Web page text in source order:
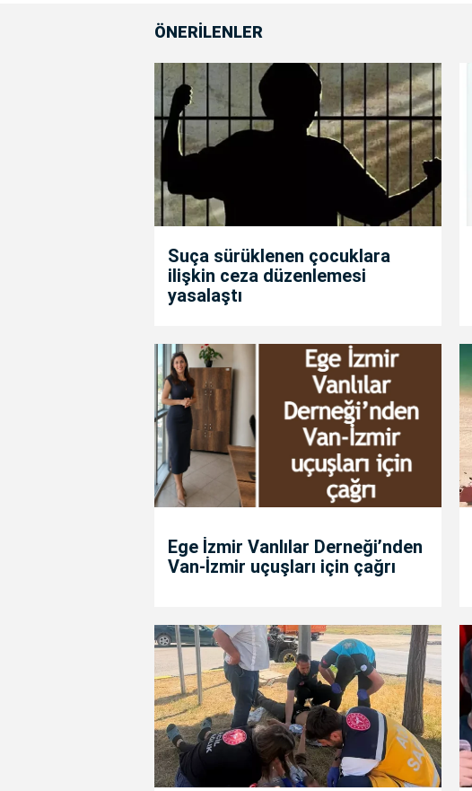
ÖNERİLENLER
Suça sürüklenen çocuklara
ilişkin ceza düzenlemesi
yasalaştı
Ege İzmir Vanlılar Derneği’nden
Van-İzmir uçuşları için çağrı